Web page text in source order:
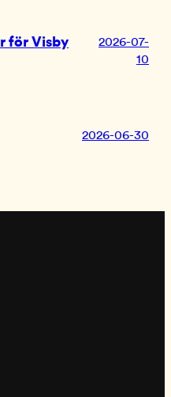
för Visby
2026-07-
10
2026-06-30